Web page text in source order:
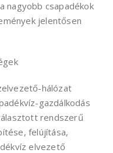
nagyobb csapadékok
jelentősen
hálózat
gazdálkodás
rendszerű
felújítása,
elvezető